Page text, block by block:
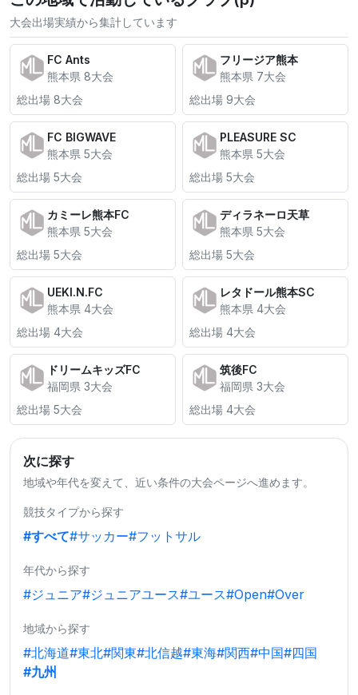
大会出場実績から集計しています
FC Ants
熊本県 8大会
総出場 8大会
フリージア熊本
熊本県 7大会
総出場 9大会
FC BIGWAVE
熊本県 5大会
総出場 5大会
PLEASURE SC
熊本県 5大会
総出場 5大会
カミーレ熊本FC
熊本県 5大会
総出場 5大会
ディラネーロ天草
熊本県 5大会
総出場 5大会
UEKI.N.FC
熊本県 4大会
総出場 4大会
レタドール熊本SC
熊本県 4大会
総出場 4大会
ドリームキッズFC
福岡県 3大会
総出場 5大会
筑後FC
福岡県 3大会
総出場 4大会
次に探す
地域や年代を変えて、近い条件の大会ページへ進めます。
競技タイプから探す
#すべて#サッカー#フットサル
年代から探す
#ジュニア#ジュニアユース#ユース#Open#Over
地域から探す
#北海道#東北#関東#北信越#東海#関西#中国#四国
#九州